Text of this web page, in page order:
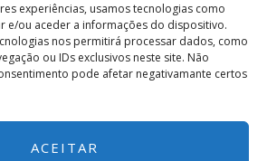
experiências, usamos tecnologias como
e/ou aceder a informações do dispositivo.
nos permitirá processar dados, como
ou IDs exclusivos neste site. Não
pode afetar negativamante certos
ACEITAR